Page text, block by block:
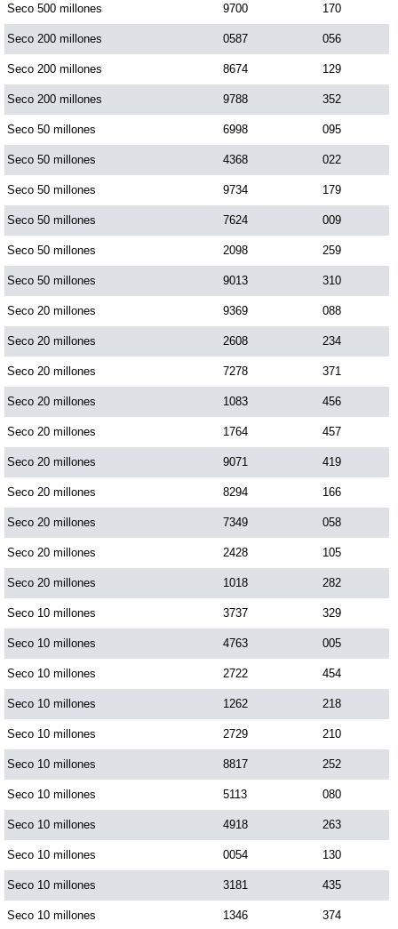
Seco 500 millones 9700 170
Seco 200 millones 0587 056
Seco 200 millones 8674 129
Seco 200 millones 9788 352
Seco 50 millones 6998 095
Seco 50 millones 4368 022
Seco 50 millones 9734 179
Seco 50 millones 7624 009
Seco 50 millones 2098 259
Seco 50 millones 9013 310
Seco 20 millones 9369 088
Seco 20 millones 2608 234
Seco 20 millones 7278 371
Seco 20 millones 1083 456
Seco 20 millones 1764 457
Seco 20 millones 9071 419
Seco 20 millones 8294 166
Seco 20 millones 7349 058
Seco 20 millones 2428 105
Seco 20 millones 1018 282
Seco 10 millones 3737 329
Seco 10 millones 4763 005
Seco 10 millones 2722 454
Seco 10 millones 1262 218
Seco 10 millones 2729 210
Seco 10 millones 8817 252
Seco 10 millones 5113 080
Seco 10 millones 4918 263
Seco 10 millones 0054 130
Seco 10 millones 3181 435
Seco 10 millones 1346 374